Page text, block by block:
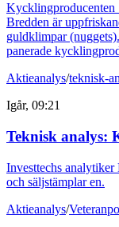
Kycklingproducenten
Bredden är
guldklimpar
panerade
Aktieanalys/teknisk-
Igår, 09:21
Teknisk analys:
Investtechs
och säljstämplar en.
Aktieanalys/